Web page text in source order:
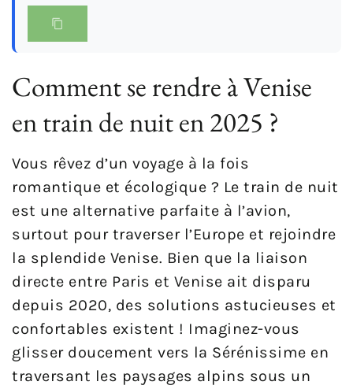
Comment se rendre à Venise
en train de nuit en 2025 ?
Vous rêvez d’un voyage à la fois
romantique et écologique ? Le train de nuit
est une alternative parfaite à l’avion,
surtout pour traverser l’Europe et rejoindre
la splendide Venise. Bien que la liaison
directe entre Paris et Venise ait disparu
depuis 2020, des solutions astucieuses et
confortables existent ! Imaginez-vous
glisser doucement vers la Sérénissime en
traversant les paysages alpins sous un